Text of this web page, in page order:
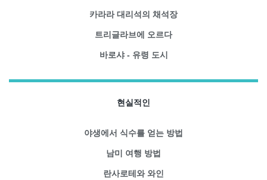
카라라 대리석의 채석장
트리글라브에 오르다
바로샤 - 유령 도시
현실적인
야생에서 식수를 얻는 방법
남미 여행 방법
란사로테와 와인